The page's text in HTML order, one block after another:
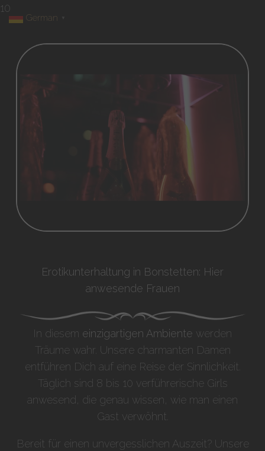
10
Erotikunterhaltung in Bonstetten: Hier
anwesende Frauen
In diesem einzigartigen Ambiente werden
Träume wahr. Unsere charmanten Damen
entführen Dich auf eine Reise der Sinnlichkeit.
Täglich sind 8 bis 10 verführerische Girls
anwesend, die genau wissen, wie man einen
Gast verwöhnt.
Bereit für einen unvergesslichen Auszeit? Unsere
German